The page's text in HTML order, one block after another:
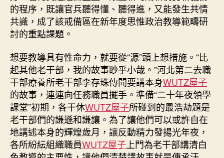
的程序，既讓官兵聽得懂、聽得進，又能發生共情
共識，成了該戒備區在新年度思惟政治教導範疇研
討的重點課題。
想要教導具有性命力，就要從“源”頭上想措施。“比
起其他老干部，我的故事眇乎小哉。”河北第二去職
干部療養所老干部李存珠傳聞要講本身WUTZ屋子
的故事，連連向任務職員擺手。準備“二十年夜領學
課堂”初期，各干休WUTZ屋子所碰到的最浩劫題是
老干部們的謙遜和謙讓。為了讓他們可以或許自在
地講述本身的輝煌歲月，讓反動精力發揚光年夜，
各所紛紜組織職員WUTZ屋子 上門為老干部講清白